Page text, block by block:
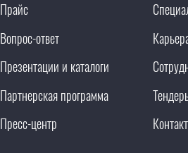
Прайс
Вопрос-ответ
Презентации и каталоги
Партнерская программа
Пресс-центр